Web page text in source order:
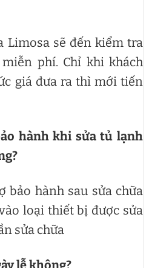
Limosa sẽ đến kiểm tra
phí. Chỉ khi khách
giá đưa ra thì mới tiến
hành khi sửa tủ lạnh
bảo hành sau sửa chữa
loại thiết bị được sửa
sửa chữa
lễ không?